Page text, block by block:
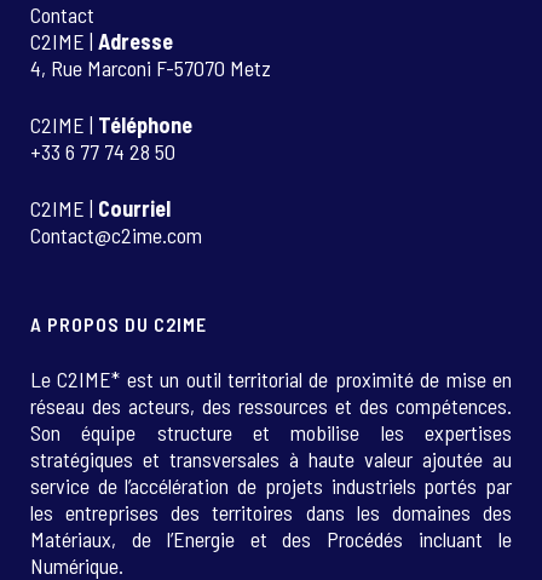
Contact
C2IME | Adresse
4, Rue Marconi F-57070 Metz
C2IME | Téléphone
+33 6 77 74 28 50
C2IME | Courriel
Contact@c2ime.com
A PROPOS DU C2IME
Le C2IME* est un outil territorial de proximité de mise en
réseau des acteurs, des ressources et des compétences.
Son équipe structure et mobilise les expertises
stratégiques et transversales à haute valeur ajoutée au
service de l’accélération de projets industriels portés par
les entreprises des territoires dans les domaines des
Matériaux, de l’Energie et des Procédés incluant le
Numérique.